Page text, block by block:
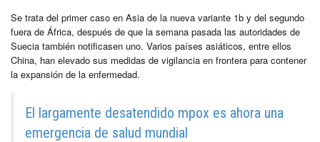
Se trata del primer caso en Asia de la nueva variante 1b y del segundo
fuera de África, después de que la semana pasada las autoridades de
Suecia también notificasen uno. Varios países asiáticos, entre ellos
China, han elevado sus medidas de vigilancia en frontera para contener
la expansión de la enfermedad.
El largamente desatendido mpox es ahora una
emergencia de salud mundial